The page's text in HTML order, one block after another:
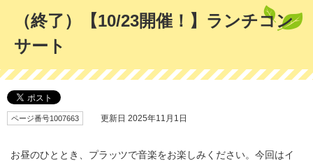
（終了）【10/23開催！】ランチコン
サート
ページ番号1007663 更新日 2025年11月1日
お昼のひととき、プラッツで音楽をお楽しみください。今回はイ